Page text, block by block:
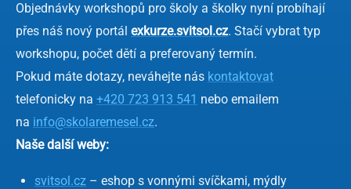
Objednávky workshopů pro školy a školky nyní probíhají
přes náš nový portál exkurze.svitsol.cz. Stačí vybrat typ
workshopu, počet dětí a preferovaný termín.
Pokud máte dotazy, neváhejte nás kontaktovat
telefonicky na +420 723 913 541 nebo emailem
na info@skolaremesel.cz.
Naše další weby:
svitsol.cz – eshop s vonnými svíčkami, mýdly